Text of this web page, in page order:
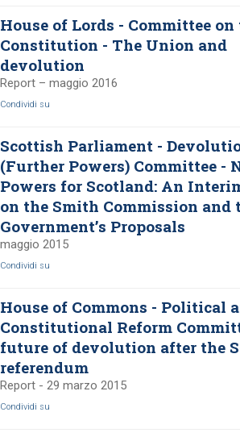
House of Lords - Committee on
Constitution - The Union and
devolution
Report – maggio 2016
Condividi su
Scottish Parliament -
(Further Powers) Committee -
Powers for Scotland: An
on the Smith Commission and
Government’s Proposals
maggio 2015
Condividi su
House of Commons - Political
Constitutional Reform
future of devolution after the
referendum
Report - 29 marzo 2015
Condividi su